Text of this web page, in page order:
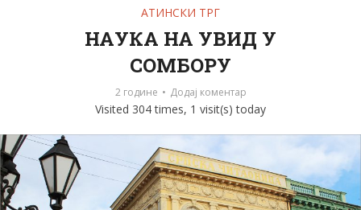
АТИНСКИ ТРГ
НАУКА НА УВИД У
СОМБОРУ
2 године Додај коментар
Visited 304 times, 1 visit(s) today